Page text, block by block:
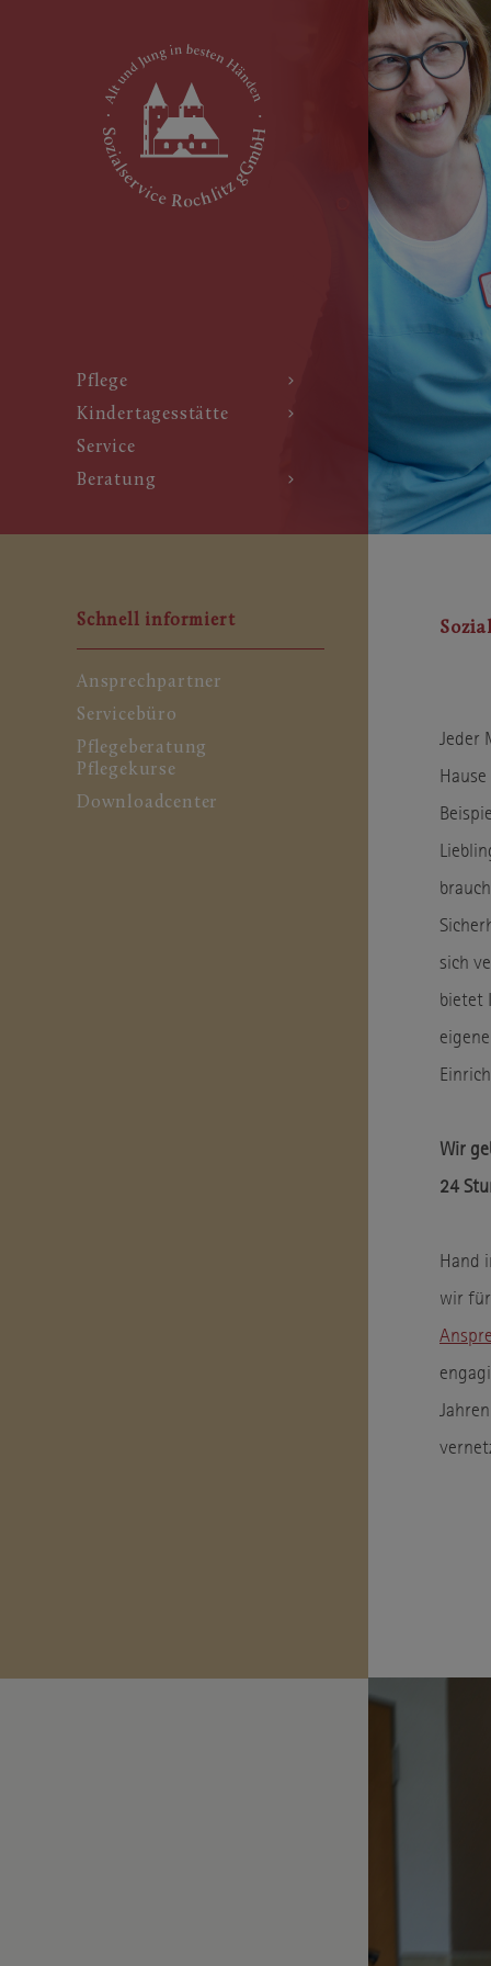
Pflege
Kindertagesstätte
Service
Beratung
Schnell informiert
Ansprechpartner
Servicebüro
Pflegeberatung
Pflegekurse
Downloadcenter
Jeder
sich
bietet
Wir
24
Hand
wir für